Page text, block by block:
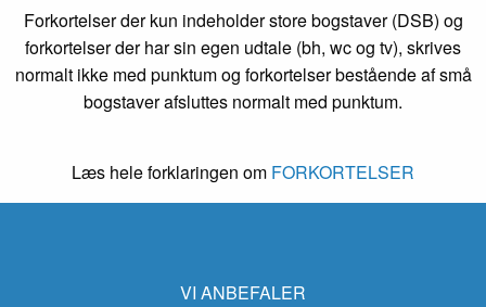
Forkortelser der kun indeholder store bogstaver (DSB) og
forkortelser der har sin egen udtale (bh, wc og tv), skrives
normalt ikke med punktum og forkortelser bestående af små
bogstaver afsluttes normalt med punktum.
Læs hele forklaringen om FORKORTELSER
VI ANBEFALER